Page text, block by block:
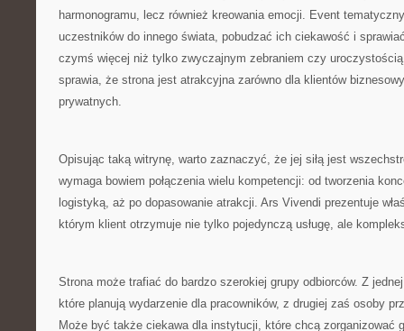
harmonogramu, lecz również kreowania emocji. Event
uczestników do innego świata, pobudzać ich ciekawość i
czymś więcej niż tylko zwyczajnym zebraniem czy
sprawia, że strona jest atrakcyjna zarówno dla klientów
prywatnych.
Opisując taką witrynę, warto zaznaczyć, że jej siłą jest
wymaga bowiem połączenia wielu kompetencji: od tworzenia
logistyką, aż po dopasowanie atrakcji. Ars Vivendi prezentuje
którym klient otrzymuje nie tylko pojedynczą usługę, ale
Strona może trafiać do bardzo szerokiej grupy odbiorców. Z
które planują wydarzenie dla pracowników, z drugiej zaś osoby
Może być także ciekawa dla instytucji, które chcą zorganizować